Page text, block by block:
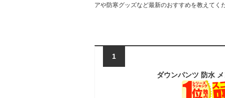
アや防寒グッズなど最新のおすすめを教えて
1